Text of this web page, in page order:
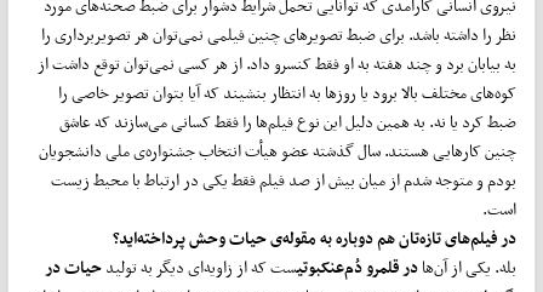
نظر را داشته باشد. برای ضبط تصویرهای چنین فیلمی نمی‌توان هر تصویربرداری را
به بیابان برد و چند هفته به او فقط کنسرو داد. از هر کسی نمی‌توان توقع داشت از
کوه‌های مختلف بالا برود یا روزها به انتظار بنشیند که آیا بتوان تصویر خاصی را
ضبط کرد یا نه. به همین دلیل این نوع فیلم‌ها را فقط کسانی می‌سازند که عاشق
چنین کارهایی هستند. سال گذشته عضو هیأت انتخاب جشنواره‌ی ملی دانشجویان
بودم و متوجه شدم از میان بیش از صد فیلم فقط یکی در ارتباط با محیط زیست
است.
در فیلمهای تازهتان هم دوباره به مقوله‌ی حیات وحش پرداختهاید؟
بله. یکی از آن‌هادر قلمرو دُمعنکبوتیست که از زاویه‌ای دیگر به تولیدحیات در